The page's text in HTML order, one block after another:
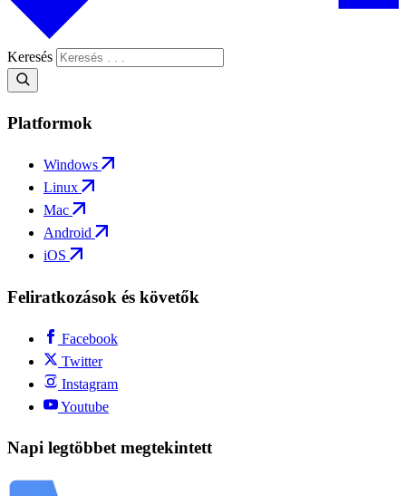
Keresés
Platformok
Windows
Linux
Mac
Android
iOS
Feliratkozások és követők
Facebook
Twitter
Instagram
Youtube
Napi legtöbbet megtekintett